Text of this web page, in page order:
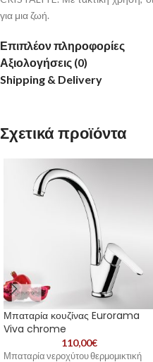
για μια ζωή.
Επιπλέον πληροφορίες
Αξιολογήσεις (0)
Shipping & Delivery
Σχετικά προϊόντα
Μπαταρία κουζίνας Eurorama
Viva chrome
110,00€
Μπαταρία νεροχύτου θερμομικτική